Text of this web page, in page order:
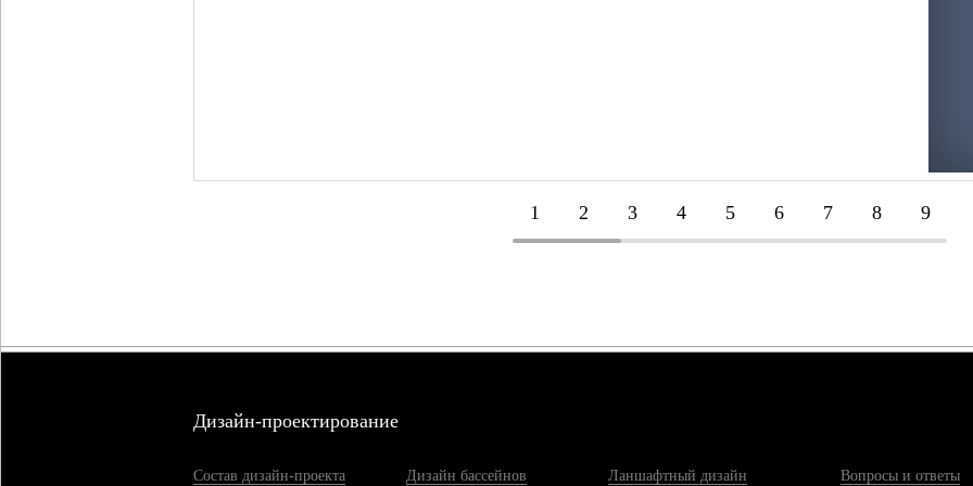
1 2 3 4 5 6 7 8 9
Дизайн-проектирование
Состав дизайн-проекта Дизайн бассейнов Ланшафтный дизайн Вопросы и ответы